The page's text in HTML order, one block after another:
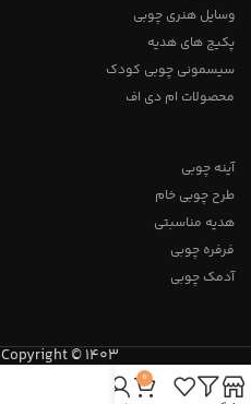
وسایل هنری چوبی
پکیج های هدیه
سیسمونی چوبی کودک
محصولات ام دی اف
آینه چوبی
طرح چوبی خام
هدیه مناسبتی
فرفره چوبی
آدمک چوبی
Copyright © 1403 گالری ایده چوبی
0